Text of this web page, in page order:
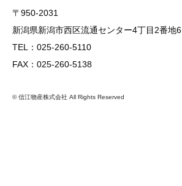
〒950-2031
新潟県新潟市西区流通センター4丁目2番地6
TEL：025-260-5110
FAX：025-260-5138
© 信江物産株式会社 All Rights Reserved